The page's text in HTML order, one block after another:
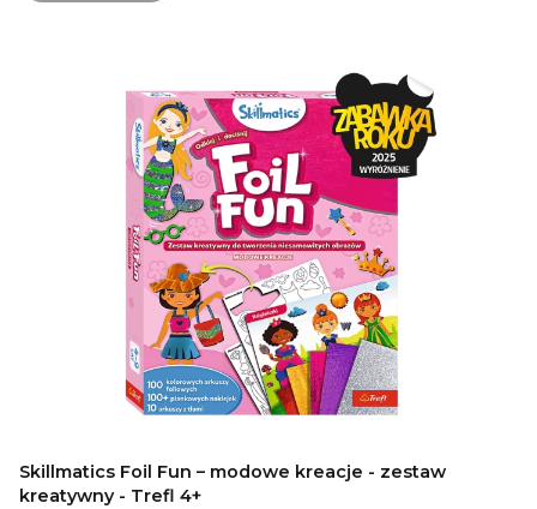
Skillmatics Foil Fun – modowe kreacje - zestaw
kreatywny - Trefl 4+